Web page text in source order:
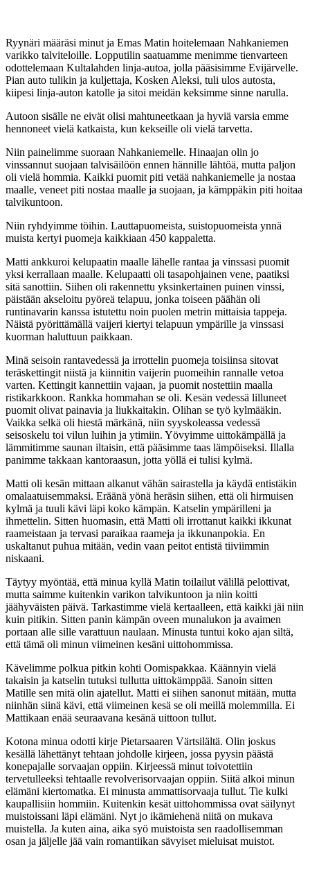
Ryynäri määräsi minut ja Emas Matin hoitelemaan Nahkaniemen
varikko talviteloille. Lopputilin saatuamme menimme tienvarteen
odottelemaan Kultalahden linja-autoa, jolla pääsisimme Evijärvelle.
Pian auto tulikin ja kuljettaja, Kosken Aleksi, tuli ulos autosta,
kiipesi linja-auton katolle ja sitoi meidän keksimme sinne narulla.
Autoon sisälle ne eivät olisi mahtuneetkaan ja hyviä varsia emme
hennoneet vielä katkaista, kun kekseille oli vielä tarvetta.
Niin painelimme suoraan Nahkaniemelle. Hinaajan olin jo
vinssannut suojaan talvisäilöön ennen hännille lähtöä, mutta paljon
oli vielä hommia. Kaikki puomit piti vetää nahkaniemelle ja nostaa
maalle, veneet piti nostaa maalle ja suojaan, ja kämppäkin piti hoitaa
talvikuntoon.
Niin ryhdyimme töihin. Lauttapuomeista, suistopuomeista ynnä
muista kertyi puomeja kaikkiaan 450 kappaletta.
Matti ankkuroi kelupaatin maalle lähelle rantaa ja vinssasi puomit
yksi kerrallaan maalle. Kelupaatti oli tasapohjainen vene, paatiksi
sitä sanottiin. Siihen oli rakennettu yksinkertainen puinen vinssi,
päistään akseloitu pyöreä telapuu, jonka toiseen päähän oli
runtinavarin kanssa istutettu noin puolen metrin mittaisia tappeja.
Näistä pyörittämällä vaijeri kiertyi telapuun ympärille ja vinssasi
kuorman haluttuun paikkaan.
Minä seisoin rantavedessä ja irrottelin puomeja toisiinsa sitovat
teräskettingit niistä ja kiinnitin vaijerin puomeihin rannalle vetoa
varten. Kettingit kannettiin vajaan, ja puomit nostettiin maalla
ristikarkkoon. Rankka hommahan se oli. Kesän vedessä lilluneet
puomit olivat painavia ja liukkaitakin. Olihan se työ kylmääkin.
Vaikka selkä oli hiestä märkänä, niin syyskoleassa vedessä
seisoskelu toi vilun luihin ja ytimiin. Yövyimme uittokämpällä ja
lämmitimme saunan iltaisin, että pääsimme taas lämpöiseksi. Illalla
panimme takkaan kantoraasun, jotta yöllä ei tulisi kylmä.
Matti oli kesän mittaan alkanut vähän sairastella ja käydä entistäkin
omalaatuisemmaksi. Eräänä yönä heräsin siihen, että oli hirmuisen
kylmä ja tuuli kävi läpi koko kämpän. Katselin ympärilleni ja
ihmettelin. Sitten huomasin, että Matti oli irrottanut kaikki ikkunat
raameistaan ja tervasi paraikaa raameja ja ikkunanpokia. En
uskaltanut puhua mitään, vedin vaan peitot entistä tiiviimmin
niskaani.
Täytyy myöntää, että minua kyllä Matin toilailut välillä pelottivat,
mutta saimme kuitenkin varikon talvikuntoon ja niin koitti
jäähyväisten päivä. Tarkastimme vielä kertaalleen, että kaikki jäi niin
kuin pitikin. Sitten panin kämpän oveen munalukon ja avaimen
portaan alle sille varattuun naulaan. Minusta tuntui koko ajan siltä,
että tämä oli minun viimeinen kesäni uittohommissa.
Kävelimme polkua pitkin kohti Oomispakkaa. Käännyin vielä
takaisin ja katselin tutuksi tullutta uittokämppää. Sanoin sitten
Matille sen mitä olin ajatellut. Matti ei siihen sanonut mitään, mutta
niinhän siinä kävi, että viimeinen kesä se oli meillä molemmilla. Ei
Mattikaan enää seuraavana kesänä uittoon tullut.
Kotona minua odotti kirje Pietarsaaren Värtsilältä. Olin joskus
kesällä lähettänyt tehtaan johdolle kirjeen, jossa pyysin päästä
konepajalle sorvaajan oppiin. Kirjeessä minut toivotettiin
tervetulleeksi tehtaalle revolverisorvaajan oppiin. Siitä alkoi minun
elämäni kiertomatka. Ei minusta ammattisorvaaja tullut. Tie kulki
kaupallisiin hommiin. Kuitenkin kesät uittohommissa ovat säilynyt
muistoissani läpi elämäni. Nyt jo ikämiehenä niitä on mukava
muistella. Ja kuten aina, aika syö muistoista sen raadollisemman
osan ja jäljelle jää vain romantiikan sävyiset mieluisat muistot.